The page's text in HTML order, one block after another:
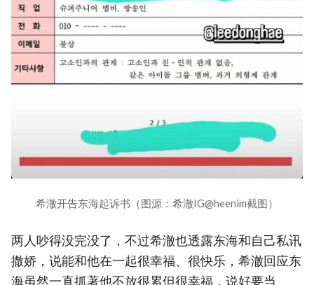
希澈开告东海起诉书（图源：希澈IG@heenim截图）
两人吵得没完没了，不过希澈也透露东海和自己私讯
撒娇，说能和他在一起很幸福、很快乐，希澈回应东
海虽然一直抓著他不放很累但很幸福，说好要当